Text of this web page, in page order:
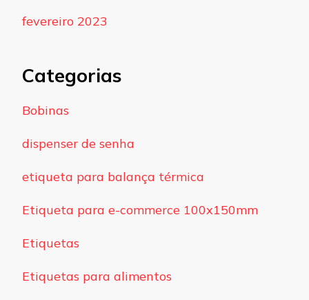
fevereiro 2023
Categorias
Bobinas
dispenser de senha
etiqueta para balança térmica
Etiqueta para e-commerce 100x150mm
Etiquetas
Etiquetas para alimentos